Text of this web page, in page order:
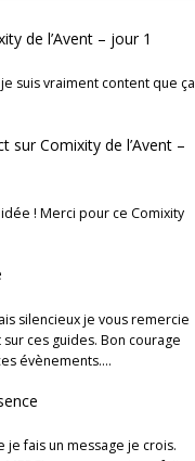
de l’Avent – jour 1
suis vraiment content que ça
surComixity de l’Avent –
! Merci pour ce Comixity
silencieux je vous remercie
ces guides. Bon courage
évènements.…
je fais un message je crois.